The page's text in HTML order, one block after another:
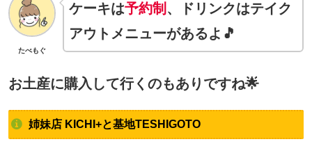
たべもぐ
ケーキは予約制 、ドリンクはテイク
アウトメニューがあるよ🎵
お土産に購入して行くのもありですね🌟
姉妹店 KICHI+と基地TESHIGOTO